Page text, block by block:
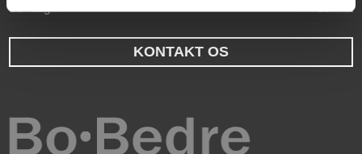
Søndag
Lukket
KONTAKT OS